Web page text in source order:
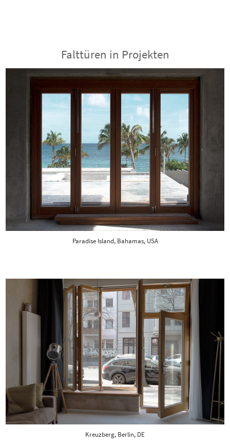
Falttüren in Projekten
Paradise Island, Bahamas, USA
Kreuzberg, Berlin, DE